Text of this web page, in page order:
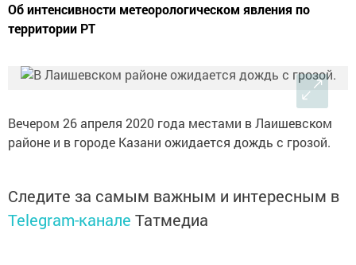
Об интенсивности метеорологическом явления по
территории РТ
Вечером 26 апреля 2020 года местами в Лаишевском
районе и в городе Казани ожидается дождь с грозой.
Следите за самым важным и интересным в
Telegram-канале Татмедиа